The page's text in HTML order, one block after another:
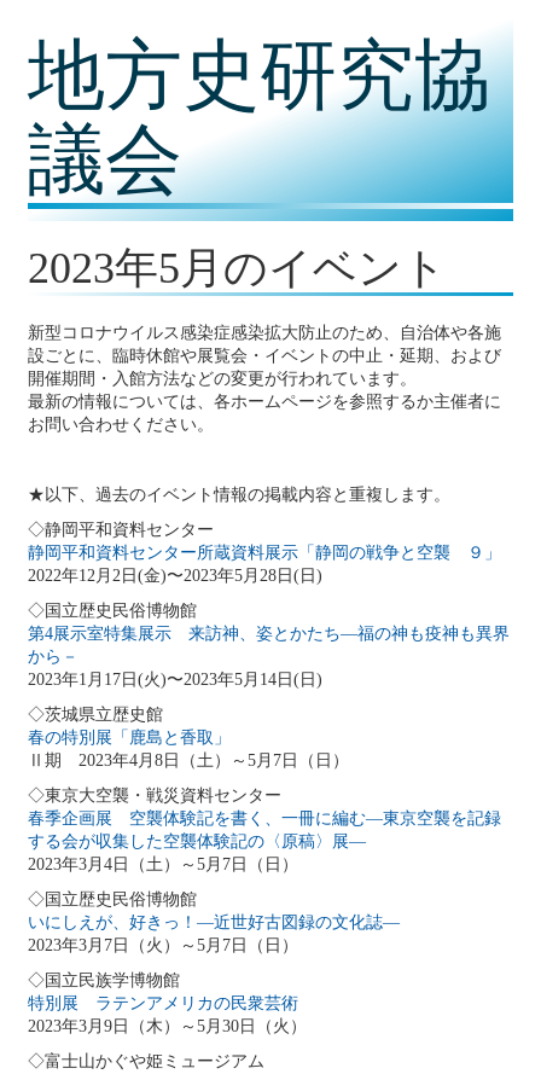
地方史研究協
議会
2023年5月のイベント
新型コロナウイルス感染症感染拡大防止のため、自治体や各施
設ごとに、臨時休館や展覧会・イベントの中止・延期、および
開催期間・入館方法などの変更が行われています。
最新の情報については、各ホームページを参照するか主催者に
お問い合わせください。
★以下、過去のイベント情報の掲載内容と重複します。
◇静岡平和資料センター
静岡平和資料センター所蔵資料展示「静岡の戦争と空襲 ９」
2022年12月2日(金)〜2023年5月28日(日)
◇国立歴史民俗博物館
第4展示室特集展示 来訪神、姿とかたち―福の神も疫神も異界
から－
2023年1月17日(火)〜2023年5月14日(日)
◇茨城県立歴史館
春の特別展「鹿島と香取」
Ⅱ期 2023年4月8日（土）～5月7日（日）
◇東京大空襲・戦災資料センター
春季企画展 空襲体験記を書く、一冊に編む―東京空襲を記録
する会が収集した空襲体験記の〈原稿〉展―
2023年3月4日（土）～5月7日（日）
◇国立歴史民俗博物館
いにしえが、好きっ！―近世好古図録の文化誌―
2023年3月7日（火）～5月7日（日）
◇国立民族学博物館
特別展 ラテンアメリカの民衆芸術
2023年3月9日（木）～5月30日（火）
◇富士山かぐや姫ミュージアム